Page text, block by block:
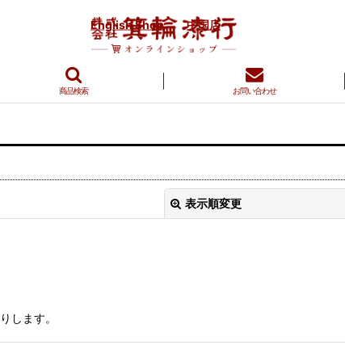
English Shop 中国店
商品検索 お問い合わせ
表示順変更
します。